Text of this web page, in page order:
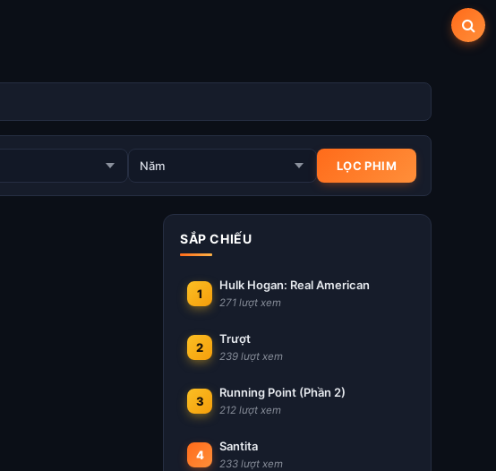
SẮP CHIẾU
1
Hulk Hogan: Real American
271 lượt xem
2
Trượt
239 lượt xem
3
Running Point (Phần 2)
212 lượt xem
4
Santita
233 lượt xem